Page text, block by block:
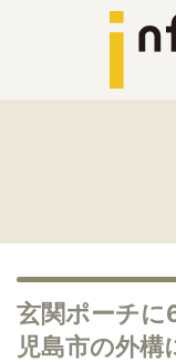
玄関ポーチ
児島市の外構